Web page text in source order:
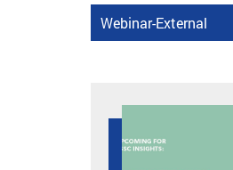
Webinar-External